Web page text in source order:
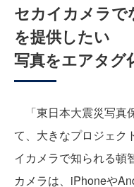
セカイカメラ
を提供したい
写真をエアタグ
「東日本大震災写真
て、大きなプロジェク
イカメラで知られる頓
カメラは、iPhoneや